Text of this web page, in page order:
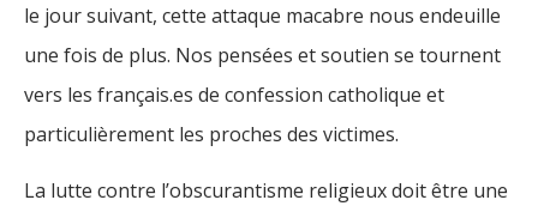
le jour suivant, cette attaque macabre nous endeuille
une fois de plus. Nos pensées et soutien se tournent
vers les français.es de confession catholique et
particulièrement les proches des victimes.
La lutte contre l’obscurantisme religieux doit être une